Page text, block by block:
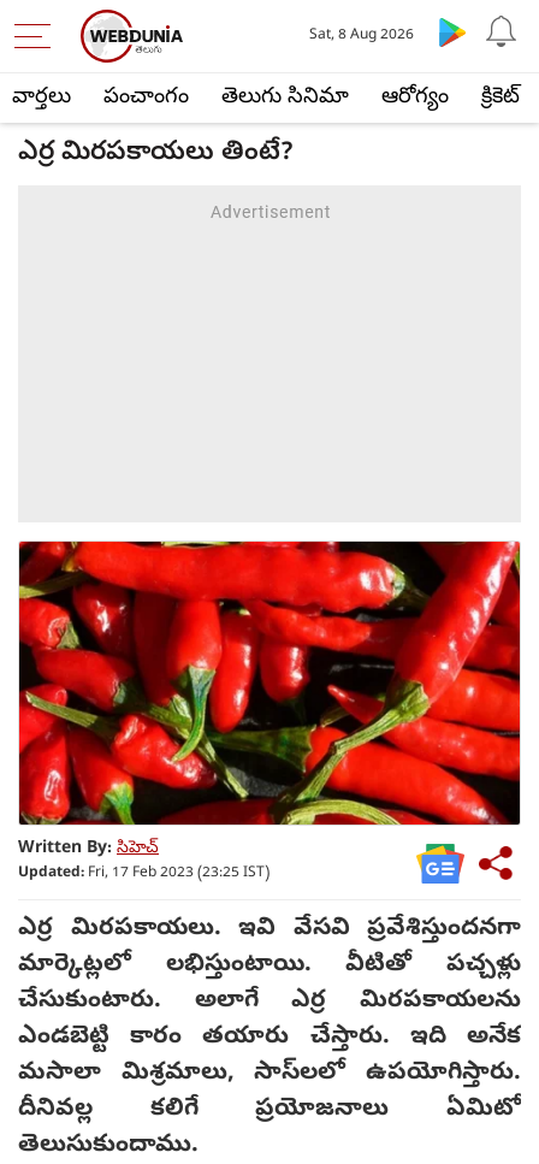
వార్తలు పంచాంగం తెలుగు సినిమా ఆరోగ్యం క్రికెట్
Sat, 8 Aug 2026
ఎర్ర మిరపకాయలు తింటే?
Written By: సిహెచ్
Updated: Fri, 17 Feb 2023 (23:25 IST)
ఎర్ర మిరపకాయలు. ఇవి వేసవి ప్రవేశిస్తుందనగా
మార్కెట్లలో లభిస్తుంటాయి. వీటితో పచ్చళ్లు
చేసుకుంటారు. అలాగే ఎర్ర మిరపకాయలను
ఎండబెట్టి కారం తయారు చేస్తారు. ఇది అనేక
మసాలా మిశ్రమాలు, సాస్‌లలో ఉపయోగిస్తారు.
దీనివల్ల కలిగే ప్రయోజనాలు ఏమిటో
తెలుసుకుందాము.